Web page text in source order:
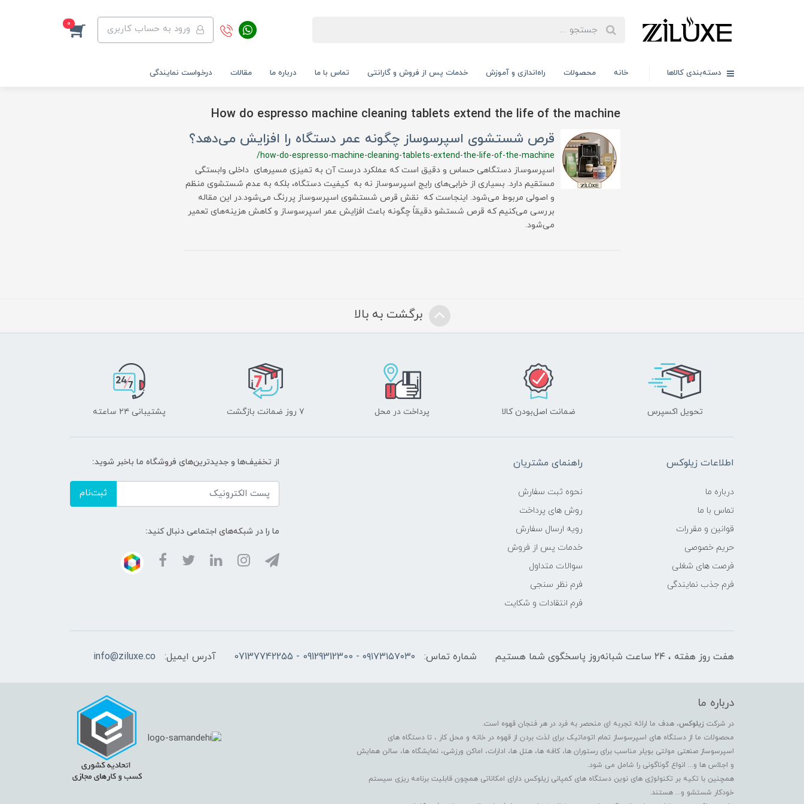
ورود به حساب کاربری 0
دسته‌بندی کالاها خانه محصولات راه‌اندازی و آموزش خدمات پس از فروش و گارانتی تماس با ما درباره ما مقالات درخواست نمایندگی
How do espresso machine cleaning tablets extend the life of the machine
قرص شستشوی اسپرسوساز چگونه عمر دستگاه را افزایش می‌دهد؟
/how-do-espresso-machine-cleaning-tablets-extend-the-life-of-the-machine
اسپرسوساز دستگاهی حساس و دقیق است که عملکرد درست آن به تمیزی مسیرهای داخلی وابستگی
مستقیم دارد. بسیاری از خرابی‌های رایج اسپرسوساز نه به کیفیت دستگاه، بلکه به عدم شستشوی منظم
و اصولی مربوط می‌شود. اینجاست که نقش قرص شستشوی اسپرسوساز پررنگ می‌شود.در این مقاله
بررسی می‌کنیم که قرص شستشو دقیقاً چگونه باعث افزایش عمر اسپرسوساز و کاهش هزینه‌های تعمیر
می‌شود.
برگشت به بالا
تحویل اکسپرس ضمانت اصل‌بودن کالا پرداخت در محل ۷ روز ضمانت بازگشت پشتیبانی ۲۴ ساعته
اطلاعات زیلوکس
درباره ما
تماس با ما
قوانین و مقررات
حریم خصوصی
فرصت های شغلی
فرم جذب نمایندگی
راهنمای مشتریان
نحوه ثبت سفارش
روش های پرداخت
رویه ارسال سفارش
خدمات پس از فروش
سوالات متداول
فرم نظر سنجی
فرم انتقادات و شکایت
از تخفیف‌ها و جدیدترین‌های فروشگاه ما باخبر شوید:
ثبت‌نام
ما را در شبکه‌های اجتماعی دنبال کنید:
هفت روز هفته ، ۲۴ ساعت شبانه‌روز پاسخگوی شما هستیم شماره تماس: ۰۹۱۷۳۱۵۷۰۳۰ - 09129312300 - 07137742255 آدرس ایمیل: info@ziluxe.co
درباره ما
در شرکت زیلوکس، هدف ما ارائه تجربه ای منحصر به فرد در هر فنجان قهوه است.
محصولات ما از دستگاه های اسپرسوساز تمام اتوماتیک برای لذت بردن از قهوه در خانه و محل کار ، تا دستگاه های
اسپرسوساز صنعتی مولتی بویلر مناسب برای رستوران ها، کافه ها، هتل ها، ادارات، اماکن ورزشی، نمایشگاه ها، سالن همایش
و اجلاس ها و... انواع گوناگونی را شامل می شود.
همچنین با تکیه بر تکنولوژی های نوین دستگاه های کمپانی زیلوکس دارای امکاناتی همچون قابلیت برنامه ریزی سیستم
خودکار شستشو و... هستند.